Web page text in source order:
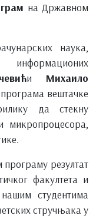
на Државном
наука,
и Михаило
програма вештачке
да стекну
микропроцесора,
резултат
факултета и
студентима
стручњака у